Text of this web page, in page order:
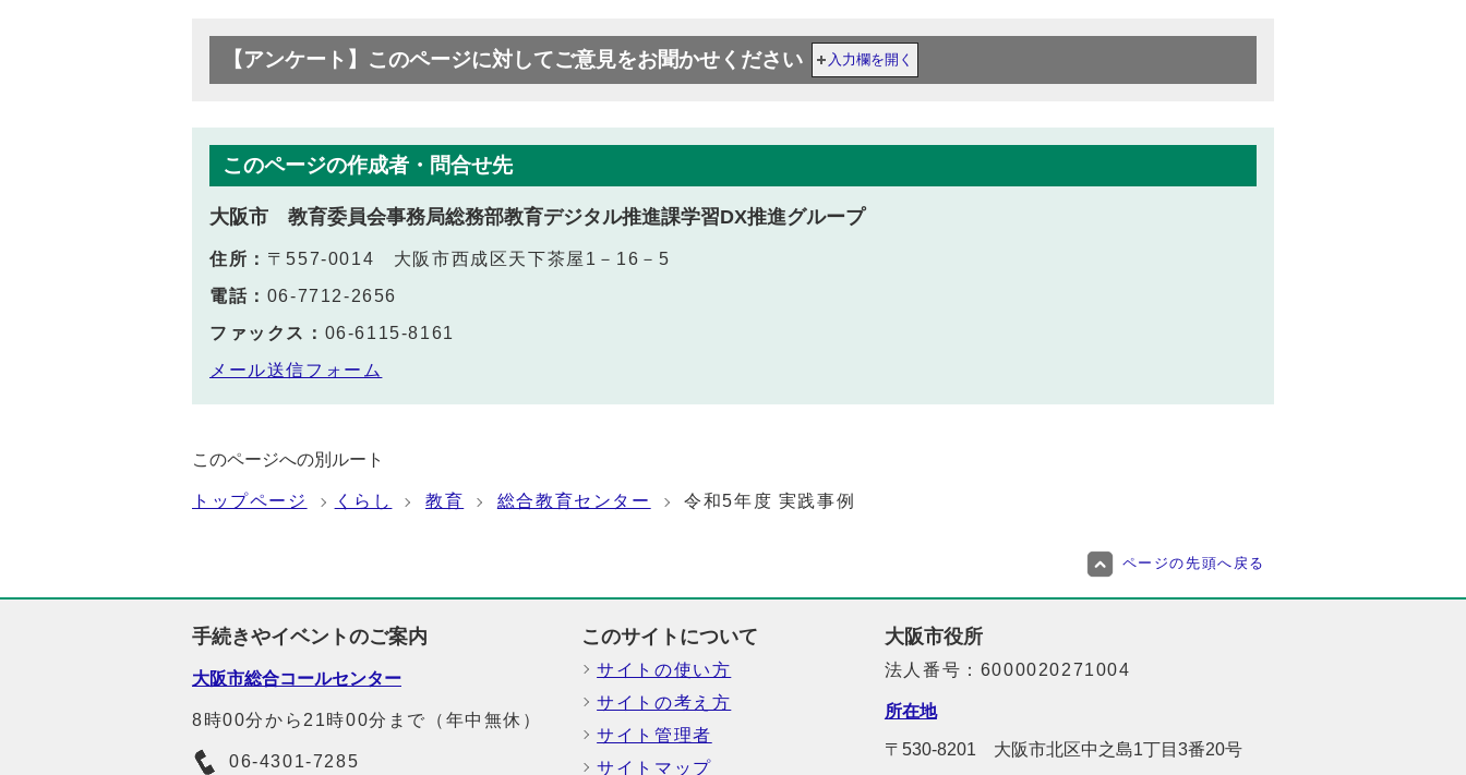
【アンケート】このページに対してご意見をお聞かせください 入力欄を開く
このページの作成者・問合せ先
大阪市 教育委員会事務局総務部教育デジタル推進課学習DX推進グループ
住所： 〒557-0014 大阪市西成区天下茶屋1－16－5
電話： 06-7712-2656
ファックス： 06-6115-8161
メール送信フォーム
このページへの別ルート
トップページ くらし 教育 総合教育センター 令和5年度 実践事例
ページの先頭へ戻る
手続きやイベントのご案内
大阪市総合コールセンター
8時00分から21時00分まで（年中無休）
06-4301-7285
このサイトについて
サイトの使い方
サイトの考え方
サイト管理者
サイトマップ
大阪市役所
法人番号：6000020271004
所在地
〒530-8201 大阪市北区中之島1丁目3番20号